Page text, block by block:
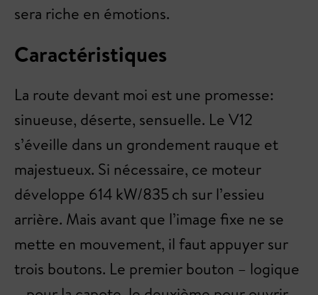
sera riche en émotions.
Caractéristiques
La route devant moi est une promesse:
sinueuse, déserte, sensuelle. Le V12
s’éveille dans un grondement rauque et
majestueux. Si nécessaire, ce moteur
développe 614 kW/835 ch sur l’essieu
arrière. Mais avant que l’image fixe ne se
mette en mouvement, il faut appuyer sur
trois boutons. Le premier bouton – logique